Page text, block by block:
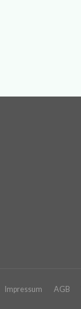
Impressum AGB